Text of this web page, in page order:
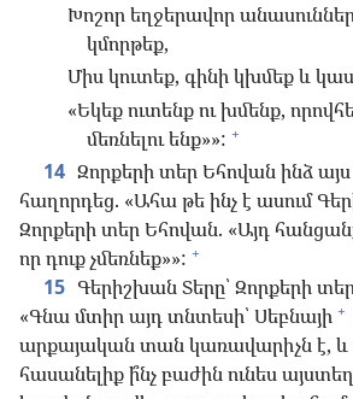
Խոշոր եղջերավոր
կմորթեք,
Միս կուտեք, գինի կխմեք և
«Եկեք ուտենք ու խմենք,
մեռնելու ենք»»: +
14 Զորքերի տեր Եհովան ինձ
հաղորդեց. «Ահա թե ինչ է ասում
Զորքերի տեր Եհովան. «Այդ
որ դուք չմեռնեք»»: +
15 Գերիշխան Տերը՝ Զորքերի
«Գնա մտիր այդ տնտեսի՝ Սեբնայի +
արքայական տան կառավարիչն է,
հասանելիք ի՞նչ բաժին ունես